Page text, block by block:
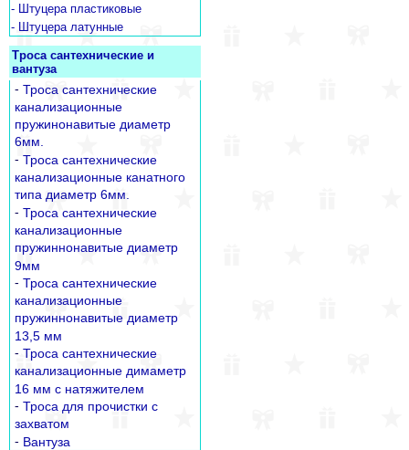
- Штуцера пластиковые
- Штуцера латунные
Троса сантехнические и
вантуза
- Троса сантехнические
канализационные
пружинонавитые диаметр
6мм.
- Троса сантехнические
канализационные канатного
типа диаметр 6мм.
- Троса сантехнические
канализационные
пружиннонавитые диаметр
9мм
- Троса сантехнические
канализационные
пружиннонавитые диаметр
13,5 мм
- Троса сантехнические
канализационные димаметр
16 мм с натяжителем
- Троса для прочистки с
захватом
- Вантуза